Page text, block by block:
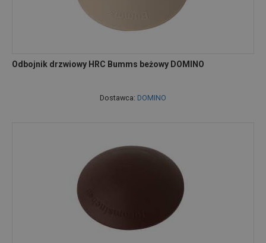
Odbojnik drzwiowy HRC Bumms beżowy DOMINO
Dostawca: DOMINO